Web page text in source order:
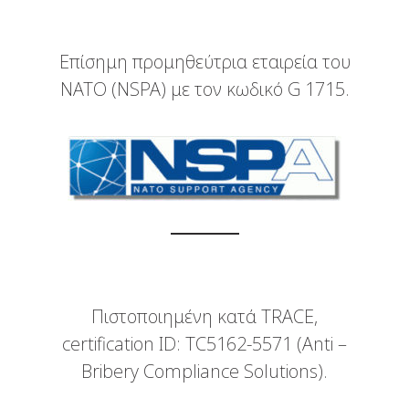
Επίσημη προμηθεύτρια εταιρεία του
ΝΑΤΟ (NSPA) με τον κωδικό G 1715.
Πιστοποιημένη κατά TRACE,
certification ID: TC5162-5571 (Anti –
Bribery Compliance Solutions).